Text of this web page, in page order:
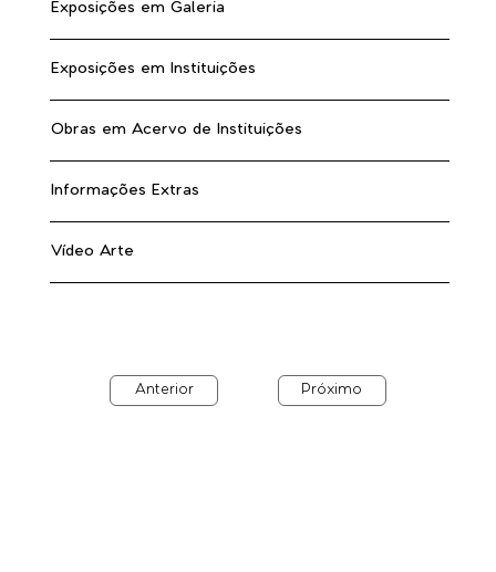
Exposições em Galeria
Exposições em Instituições
Obras em Acervo de Instituições
Informações Extras
Vídeo Arte
Anterior Próximo